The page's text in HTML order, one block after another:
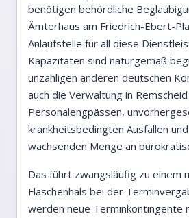
benötigen behördliche
Ämterhaus am Friedrich-Ebert-
Anlaufstelle für all diese
Kapazitäten sind naturgemäß
unzähligen anderen deutschen
auch die Verwaltung in
Personalengpässen,
krankheitsbedingten Ausfällen
wachsenden Menge an
Das führt zwangsläufig zu einem
Flaschenhals bei der
werden neue Terminkontingente